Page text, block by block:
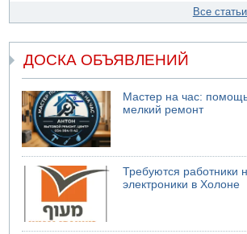
Все
ДОСКА ОБЪЯВЛЕНИЙ
Мастер на час:
мелкий ремонт
Требуются работники
электроники в Холоне